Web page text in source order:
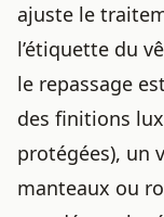
ajuste le
l’étiquette du
le repassage
des finitions
protégées), un
manteaux ou